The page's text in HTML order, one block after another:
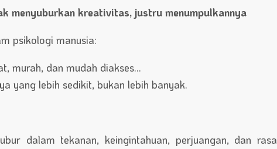
menyuburkan kreativitas, justru menumpulkannya
psikologi manusia:
murah, dan mudah diakses…
yang lebih sedikit, bukan lebih banyak.
dalam tekanan, keingintahuan, perjuangan, dan rasa